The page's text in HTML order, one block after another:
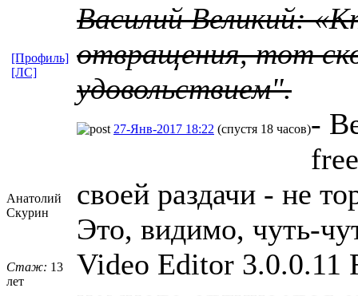
Василий Великий:
отвращения, тот
удовольствием".
[Профиль]
[ЛС]
Анатолий
Скурин
Стаж: 13
лет
27-Янв-2017 18:22 (спустя 18 часов)-
своей раздачи - не
Это, видимо, чуть-
Video Editor